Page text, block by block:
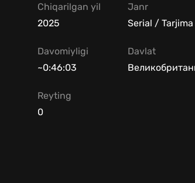
Chiqarilgan yil
2025
Janr
Serial /
Davomiyligi
~0:46:03
Davlat
Reyting
0